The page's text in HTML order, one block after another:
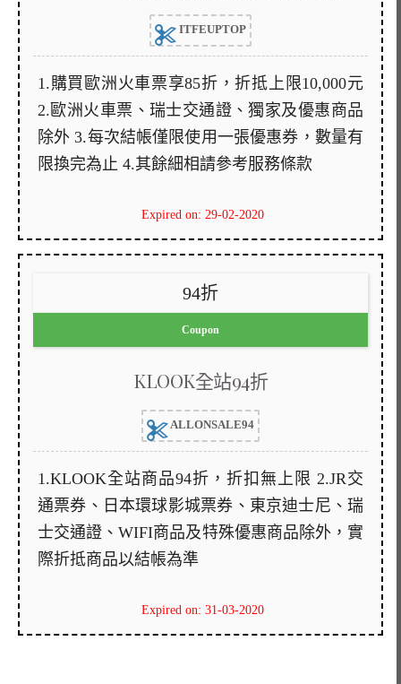
ITFEUPTOP
1.購買歐洲火車票享85折，折抵上限10,000元
2.歐洲火車票、瑞士交通證、獨家及優惠商品
除外 3.每次結帳僅限使用一張優惠券，數量有
限換完為止 4.其餘細相請參考服務條款
Expired on: 29-02-2020
94折
Coupon
KLOOK全站94折
ALLONSALE94
1.KLOOK全站商品94折，折扣無上限 2.JR交
通票券、日本環球影城票券、東京迪士尼、瑞
士交通證、WIFI商品及特殊優惠商品除外，實
際折抵商品以結帳為準
Expired on: 31-03-2020